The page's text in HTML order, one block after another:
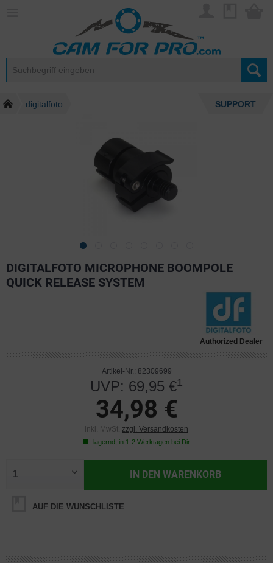
digitalfoto SUPPORT
DIGITALFOTO MICROPHONE BOOMPOLE
QUICK RELEASE SYSTEM
Authorized Dealer
Artikel-Nr.: 82309699
UVP: 69,95 €1
34,98 €
inkl. MwSt. zzgl. Versandkosten
lagernd, in 1-2 Werktagen bei Dir
IN DEN WARENKORB
AUF DIE WUNSCHLISTE